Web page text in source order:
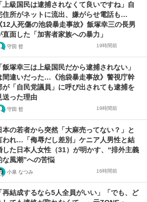
「上級国民は逮捕されなくて良いですね」自
住所がネットに流出、嫌がらせ電話も…
《12人死傷の池袋暴走事故》飯塚幸三の長男
直面した「加害者家族への暴力」
守田 哲 19時間前
「飯塚幸三は上級国民だから逮捕されない」
間違いだった…《池袋暴走事故》警視庁幹
が「自民党議員」に呼び出されても逮捕を
送った理由
守田 哲 19時間前
本の若者から突然「大麻売ってない？」と
われ…「侮辱だし差別」ケニア人男性と結
した日本人女性（31）が明かす、“排外主義
な風潮”への苦悩
小泉 なつみ 16時間前
「再結成するなら5人全員がいい」「でも、ど